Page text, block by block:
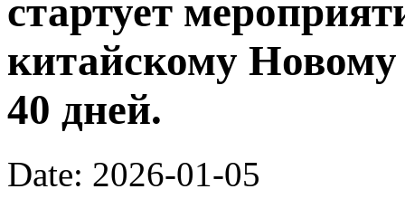
стартует
китайскому Новому
40 дней.
Date: 2026-01-05